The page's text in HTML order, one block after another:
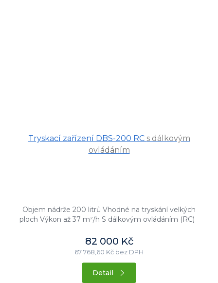
Tryskací zařízení DBS-200 RC s dálkovým
ovládáním
Objem nádrže 200 litrů Vhodné na tryskání velkých
ploch Výkon až 37 m²/h S dálkovým ovládáním (RC)
82 000 Kč
67 768,60 Kč bez DPH
Detail